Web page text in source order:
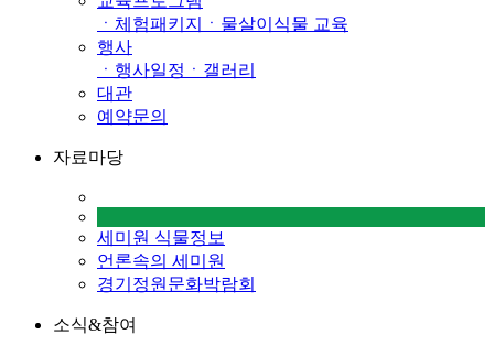
ㆍ체험패키지
ㆍ물살이식물 교육
행사
ㆍ행사일정 ㆍ갤러리
대관
예약문의
자료마당
세미원 식물정보
언론속의 세미원
경기정원문화박람회
소식&참여